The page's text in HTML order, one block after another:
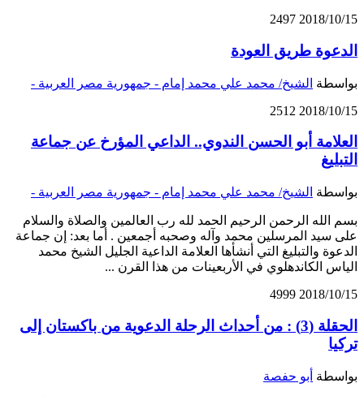
2018/10/15
2497
الدعوة طريق العودة
بواسطة الشيخ/ محمد علي محمد إمام - جمهورية مصر العربية -
2018/10/15
2512
العلامة أبو الحسن الندوي.. الداعي المؤرخ عن جماعة
التبليغ
بواسطة الشيخ/ محمد علي محمد إمام - جمهورية مصر العربية -
بسم الله الرحمن الرحيم الحمد لله رب العالمين والصلاة والسلام
على سيد المرسلين محمد وآله وصحبه أجمعين . أما بعد: إن جماعة
الدعوة والتبليغ التي أنشأها العلامة الداعية الجليل الشيخ محمد
الياس الكاندهلوي في الأربعينات من هذا القرن ...
2018/10/15
4999
الحقلة (3) : من أحداث الرحلة الدعوية من باكستان إلى
تركيا
بواسطة أبو حفصة